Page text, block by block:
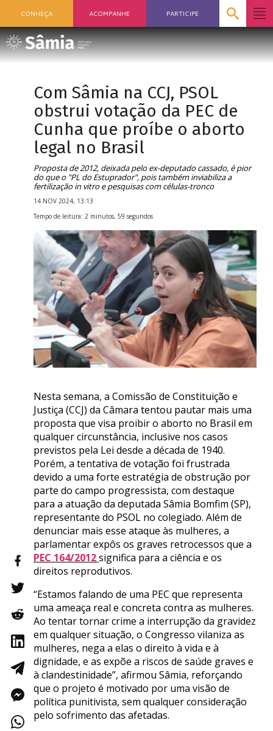
CONHEÇA ACOMPANHE PARTICIPE
Com Sâmia na CCJ, PSOL
obstrui votação da PEC de
Cunha que proíbe o aborto
legal no Brasil
Proposta de 2012, deixada pelo ex-deputado cassado, é pior
do que o "PL do Estuprador", pois também inviabiliza a
fertilização in vitro e pesquisas com células-tronco
14 NOV 2024, 13:13
Tempo de leitura: 2 minutos, 59 segundos
Nesta semana, a Comissão de Constituição e
Justiça (CCJ) da Câmara tentou pautar mais uma
proposta que visa proibir o aborto no Brasil em
qualquer circunstância, inclusive nos casos
previstos pela Lei desde a década de 1940.
Porém, a tentativa de votação foi frustrada
devido a uma forte estratégia de obstrução por
parte do campo progressista, com destaque
para a atuação da deputada Sâmia Bomfim (SP),
representante do PSOL no colegiado. Além de
denunciar mais esse ataque às mulheres, a
parlamentar expôs os graves retrocessos que a
PEC 164/2012significa para a ciência e os
direitos reprodutivos.
“Estamos falando de uma PEC que representa
uma ameaça real e concreta contra as mulheres.
Ao tentar tornar crime a interrupção da gravidez
em qualquer situação, o Congresso vilaniza as
mulheres, nega a elas o direito à vida e à
dignidade, e as expõe a riscos de saúde graves e
à clandestinidade”, afirmou Sâmia, reforçando
que o projeto é motivado por uma visão de
política punitivista, sem qualquer consideração
pelo sofrimento das afetadas.